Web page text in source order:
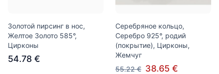
Золотой пирсинг в нос,
Желтое Золото 585°,
Цирконы
54.78 €
Серебряное кольцо,
Серебро 925°, родий
(покрытие), Цирконы,
Жемчуг
55.22 € 38.65 €